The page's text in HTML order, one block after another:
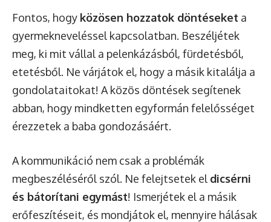
Fontos, hogy közösen hozzatok döntéseket a
gyermekneveléssel kapcsolatban. Beszéljétek
meg, ki mit vállal a pelenkázásból, fürdetésből,
etetésből. Ne várjátok el, hogy a másik kitalálja a
gondolataitokat! A közös döntések segítenek
abban, hogy mindketten egyformán felelősséget
érezzetek a baba gondozásáért.
A kommunikáció nem csak a problémák
megbeszéléséről szól. Ne felejtsetek el dicsérni
és bátorítani egymást! Ismerjétek el a másik
erőfeszítéseit, és mondjátok el, mennyire hálásak